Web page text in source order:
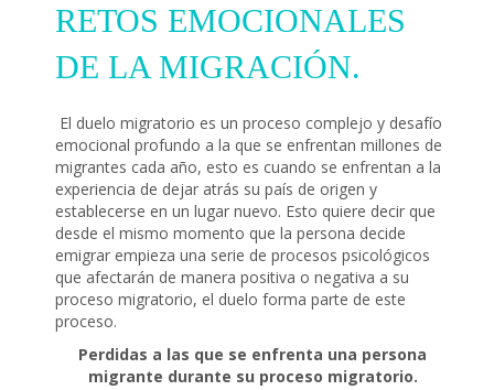
RETOS EMOCIONALES
DE LA MIGRACIÓN.
El duelo migratorio es un proceso complejo y desafío
emocional profundo a la que se enfrentan millones de
migrantes cada año, esto es cuando se enfrentan a la
experiencia de dejar atrás su país de origen y
establecerse en un lugar nuevo. Esto quiere decir que
desde el mismo momento que la persona decide
emigrar empieza una serie de procesos psicológicos
que afectarán de manera positiva o negativa a su
proceso migratorio, el duelo forma parte de este
proceso.
Perdidas a las que se enfrenta una persona
migrante durante su proceso migratorio.